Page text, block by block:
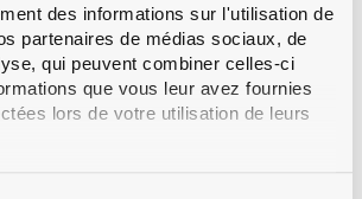
des informations sur l'utilisation de
partenaires de médias sociaux, de
qui peuvent combiner celles-ci
que vous leur avez fournies
lors de votre utilisation de leurs